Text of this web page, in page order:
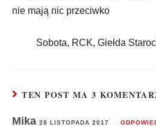
nie mają nic przeciwko
Sobota, RCK, Giełda
TEN POST MA 3
Mika 28 LISTOPADA 2017